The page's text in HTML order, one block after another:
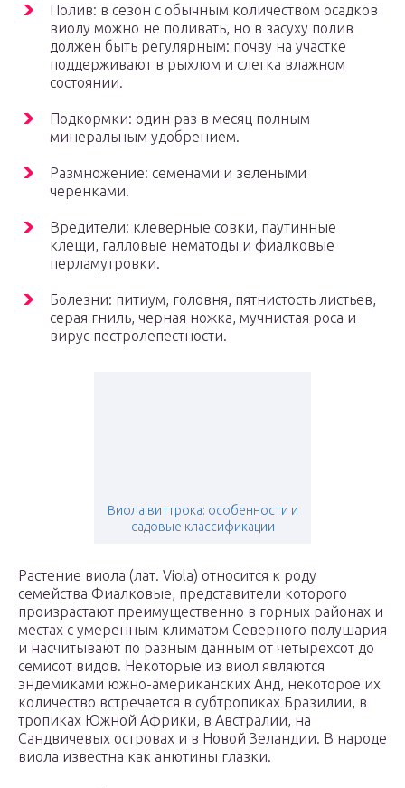
Полив: в сезон с обычным количеством осадков
виолу можно не поливать, но в засуху полив
должен быть регулярным: почву на участке
поддерживают в рыхлом и слегка влажном
состоянии.
Подкормки: один раз в месяц полным
минеральным удобрением.
Размножение: семенами и зелеными
черенками.
Вредители: клеверные совки, паутинные
клещи, галловые нематоды и фиалковые
перламутровки.
Болезни: питиум, головня, пятнистость листьев,
серая гниль, черная ножка, мучнистая роса и
вирус пестролепестности.
Виола виттрока: особенности и
садовые классификации
Растение виола (лат. Viola) относится к роду
семейства Фиалковые, представители которого
произрастают преимущественно в горных районах и
местах с умеренным климатом Северного полушария
и насчитывают по разным данным от четырехсот до
семисот видов. Некоторые из виол являются
эндемиками южно-американских Анд, некоторое их
количество встречается в субтропиках Бразилии, в
тропиках Южной Африки, в Австралии, на
Сандвичевых островах и в Новой Зеландии. В народе
виола известна как анютины глазки.